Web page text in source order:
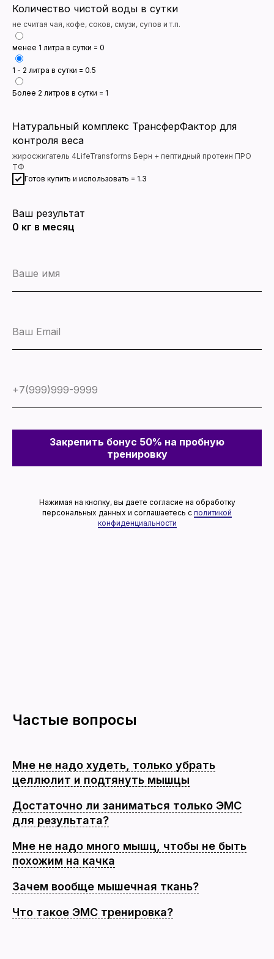
Количество чистой воды в сутки
не считая чая, кофе, соков, смузи, супов и т.п.
менее 1 литра в сутки = 0
1 - 2 литра в сутки = 0.5
Более 2 литров в сутки = 1
Натуральный комплекс ТрансферФактор для
контроля веса
жиросжигатель 4LifeTransforms Берн + пептидный протеин ПРО
ТФ
Готов купить и использовать = 1.3
Ваш результат
0 кг в месяц
Закрепить бонус 50% на пробную
тренировку
Нажимая на кнопку, вы даете согласие на обработку
персональных данных и соглашаетесь c политикой
конфиденциальности
Частые вопросы
Мне не надо худеть, только убрать
целлюлит и подтянуть мышцы
Достаточно ли заниматься только ЭМС
для результата?
Мне не надо много мышц, чтобы не быть
похожим на качка
Зачем вообще мышечная ткань?
Что такое ЭМС тренировка?